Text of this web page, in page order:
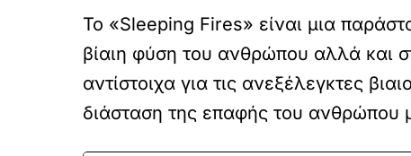
Το «Sleeping Fires» είναι μια
βίαιη φύση του ανθρώπου αλλά και
αντίστοιχα για τις ανεξέλεγκτες
διάσταση της επαφής του ανθρώπου